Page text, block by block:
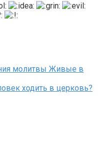
молитвы Живые в
ходить в церковь?